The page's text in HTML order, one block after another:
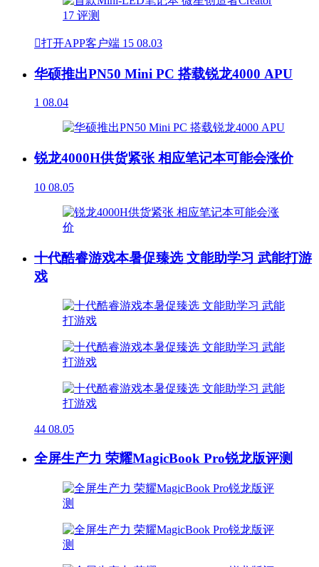
打开APP客户端 15 08.03
华硕推出PN50 Mini PC 搭载锐龙4000 APU
1 08.04
锐龙4000H供货紧张 相应笔记本可能会涨价
10 08.05
十代酷睿游戏本暑促臻选 文能助学习 武能打游
戏
44 08.05
全屏生产力 荣耀MagicBook Pro锐龙版评测